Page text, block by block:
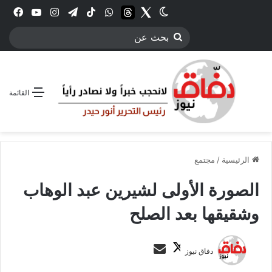
انستقرامتيلقرام‫TikTokواتسابthreadsTwitter
الوضع المظلم
بحث
القائمة
الرئيسية / مجتمع
الصورة الأولى لشيرين عبد الوهاب
وشقيقها بعد الصلح
دفاق نيوز
ت